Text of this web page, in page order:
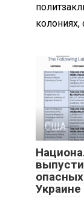
колониях,
США
Украине